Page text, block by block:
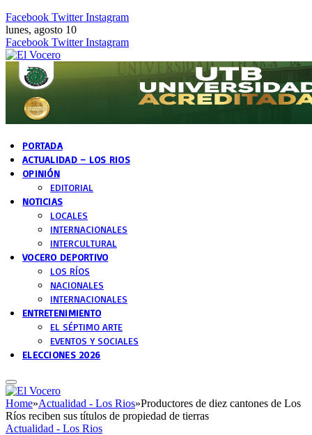
Facebook Twitter Instagram
lunes, agosto 10
Facebook Twitter Instagram
PORTADA
ACTUALIDAD – LOS RIOS
OPINIÓN
EDITORIAL
NOTICIAS
LOCALES
INTERNACIONALES
INTERCULTURAL
VOCERO DEPORTIVO
LOS RÍOS
NACIONALES
INTERNACIONALES
ENTRETENIMIENTO
EL SÉPTIMO ARTE
EVENTOS Y SOCIALES
ELECCIONES 2026
Home»Actualidad - Los Rios»Productores de diez cantones de Los
Ríos reciben sus títulos de propiedad de tierras
Actualidad - Los Rios